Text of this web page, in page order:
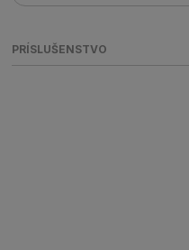
PRÍSLUŠENSTVO